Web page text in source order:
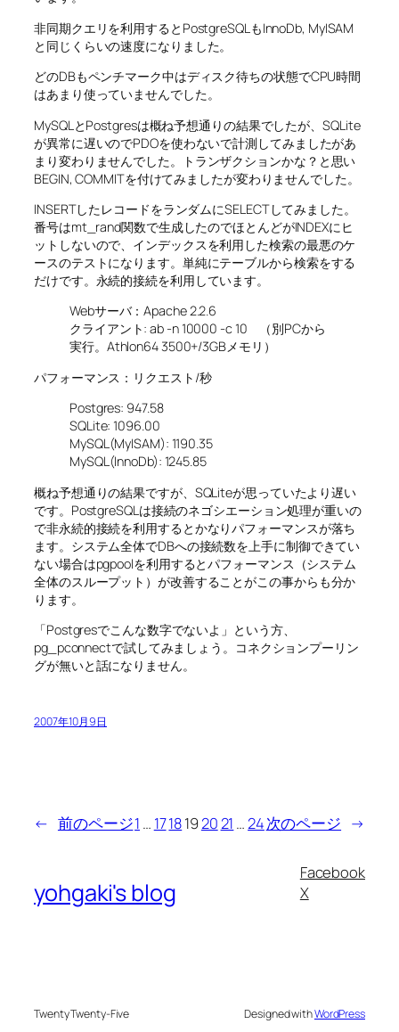
非同期クエリを利用するとPostgreSQLもInnoDb, MyISAM
と同じくらいの速度になりました。
どのDBもペンチマーク中はディスク待ちの状態でCPU時間
はあまり使っていませんでした。
MySQLとPostgresは概ね予想通りの結果でしたが、SQLite
が異常に遅いのでPDOを使わないで計測してみましたがあ
まり変わりませんでした。トランザクションかな？と思い
BEGIN, COMMITを付けてみましたが変わりませんでした。
INSERTしたレコードをランダムにSELECTしてみました。
番号はmt_rand関数で生成したのでほとんどがINDEXにヒ
ットしないので、インデックスを利用した検索の最悪のケ
ースのテストになります。単純にテーブルから検索をする
だけです。永続的接続を利用しています。
Webサーバ：Apache 2.2.6
クライアント: ab -n 10000 -c 10 （別PCから
実行。Athlon64 3500+/3GBメモリ）
パフォーマンス：リクエスト/秒
Postgres: 947.58
SQLite: 1096.00
MySQL(MyISAM): 1190.35
MySQL(InnoDb): 1245.85
概ね予想通りの結果ですが、SQLiteが思っていたより遅い
です。PostgreSQLは接続のネゴシエーション処理が重いの
で非永続的接続を利用するとかなりパフォーマンスが落ち
ます。システム全体でDBへの接続数を上手に制御できてい
ない場合はpgpoolを利用するとパフォーマンス（システム
全体のスループット）が改善することがこの事からも分か
ります。
「Postgresでこんな数字でないよ」という方、
pg_pconnectで試してみましょう。コネクションプーリン
グが無いと話になりません。
2007年10月9日
← 前のページ1 … 1718192021 …24次のページ →
yohgaki's blog
Facebook
X
Twenty Twenty-Five Designed withWordPress